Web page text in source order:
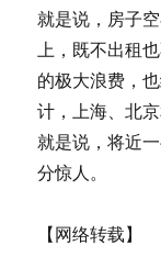
就是说，房子
上，既不出租
的极大浪费，
计，上海、北
就是说，将近
分惊人。
【网络转载】